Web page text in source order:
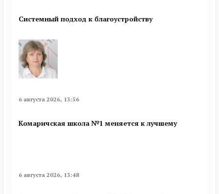
Системный подход к благоустройству
6 августа 2026, 13:56
Комаричская школа №1 меняется к лучшему
6 августа 2026, 13:48